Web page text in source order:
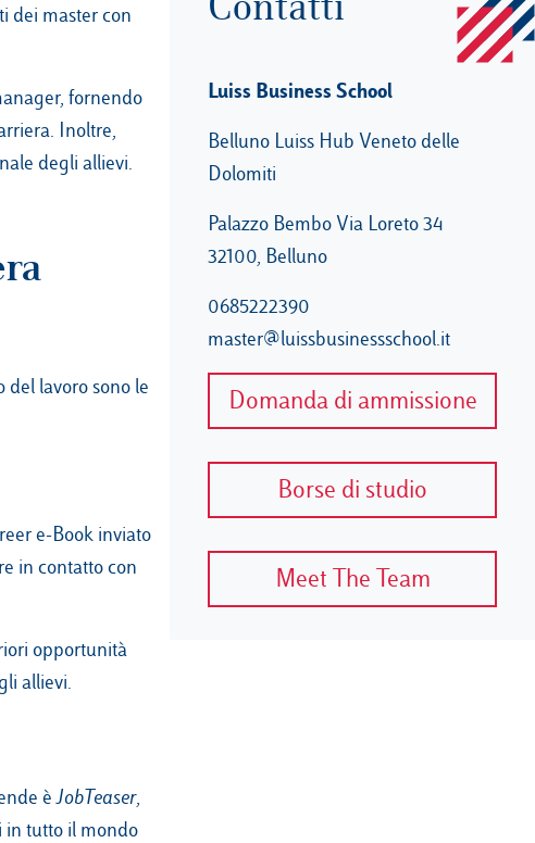
dei master con
fornendo
Inoltre,
degli allievi.
lavoro sono le
e-Book inviato
in contatto con
opportunità
allievi.
èJobTeaser,
in tutto il mondo
Luiss Business School
Belluno Luiss Hub Veneto delle
Dolomiti
Palazzo Bembo Via Loreto 34
32100, Belluno
0685222390
master@luissbusinessschool.it
Domanda di ammissione
Borse di studio
Meet The Team